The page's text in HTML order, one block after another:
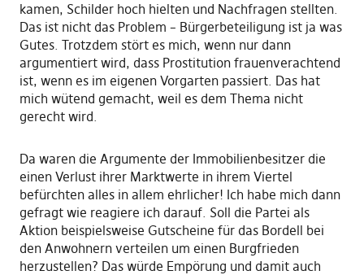
kamen, Schilder hoch hielten und Nachfragen stellten.
Das ist nicht das Problem – Bürgerbeteiligung ist ja was
Gutes. Trotzdem stört es mich, wenn nur dann
argumentiert wird, dass Prostitution frauenverachtend
ist, wenn es im eigenen Vorgarten passiert. Das hat
mich wütend gemacht, weil es dem Thema nicht
gerecht wird.
Da waren die Argumente der Immobilienbesitzer die
einen Verlust ihrer Marktwerte in ihrem Viertel
befürchten alles in allem ehrlicher! Ich habe mich dann
gefragt wie reagiere ich darauf. Soll die Partei als
Aktion beispielsweise Gutscheine für das Bordell bei
den Anwohnern verteilen um einen Burgfrieden
herzustellen? Das würde Empörung und damit auch